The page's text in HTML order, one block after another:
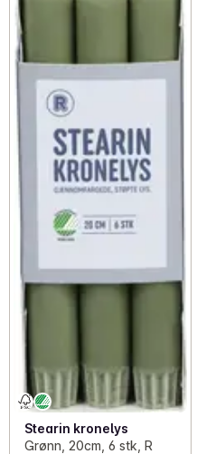
Stearin kronelys
Grønn, 20cm, 6 stk, R